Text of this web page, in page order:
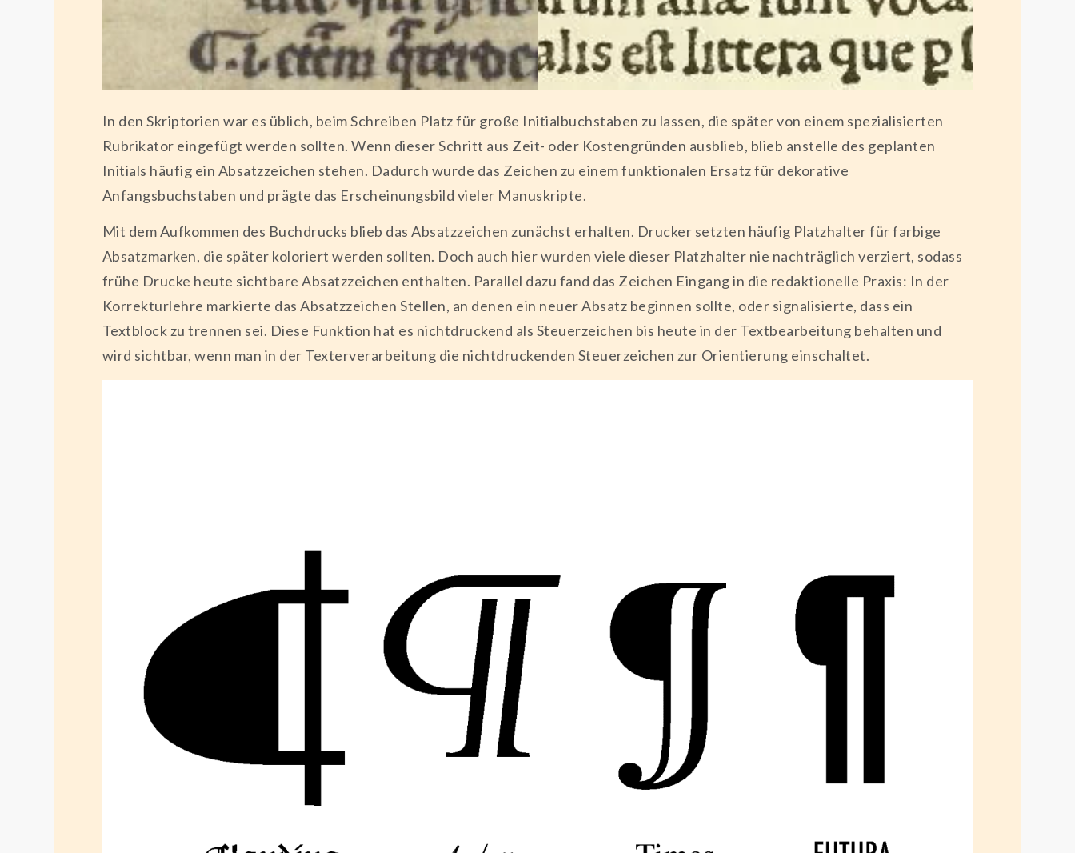
In den Skriptorien war es üblich, beim Schreiben Platz für große Initialbuchstaben zu lassen, die später von einem spezialisierten
Rubrikator eingefügt werden sollten. Wenn dieser Schritt aus Zeit- oder Kostengründen ausblieb, blieb anstelle des geplanten
Initials häufig ein Absatzzeichen stehen. Dadurch wurde das Zeichen zu einem funktionalen Ersatz für dekorative
Anfangsbuchstaben und prägte das Erscheinungsbild vieler Manuskripte.
Mit dem Aufkommen des Buchdrucks blieb das Absatzzeichen zunächst erhalten. Drucker setzten häufig Platzhalter für farbige
Absatzmarken, die später koloriert werden sollten. Doch auch hier wurden viele dieser Platzhalter nie nachträglich verziert, sodass
frühe Drucke heute sichtbare Absatzzeichen enthalten. Parallel dazu fand das Zeichen Eingang in die redaktionelle Praxis: In der
Korrekturlehre markierte das Absatzzeichen Stellen, an denen ein neuer Absatz beginnen sollte, oder signalisierte, dass ein
Textblock zu trennen sei. Diese Funktion hat es nichtdruckend als Steuerzeichen bis heute in der Textbearbeitung behalten und
wird sichtbar, wenn man in der Texterverarbeitung die nichtdruckenden Steuerzeichen zur Orientierung einschaltet.